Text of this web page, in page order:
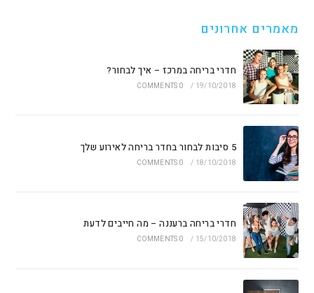
מאמרים אחרונים
חדרי בריחה במרכז – איך לבחור?
19/10/2018
/
0 COMMENTS
5 סיבות לבחור בחדר בריחה לאירוע שלך
18/10/2018
/
0 COMMENTS
חדרי בריחה ברעננה – מה חייבים לדעת
15/10/2018
/
0 COMMENTS